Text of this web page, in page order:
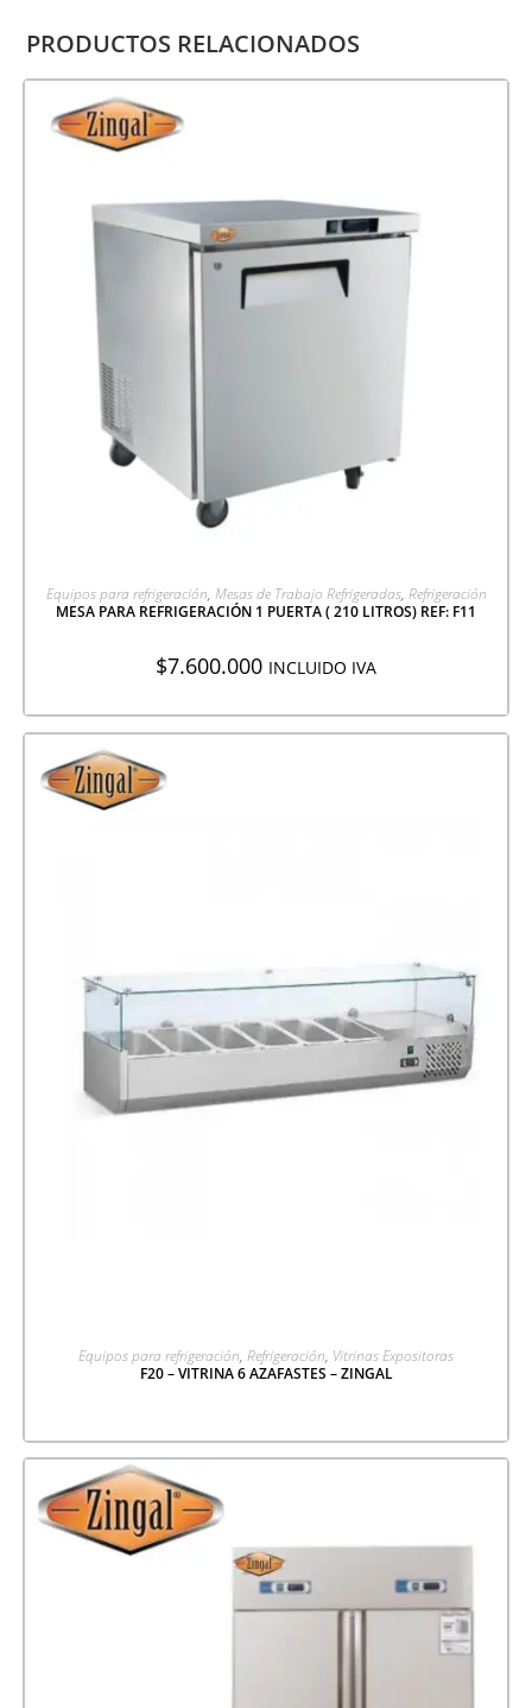
PRODUCTOS RELACIONADOS
AGREGAR A COTIZACIÓN
Equipos para refrigeración, Mesas de Trabajo Refrigeradas, Refrigeración
MESA PARA REFRIGERACIÓN 1 PUERTA ( 210 LITROS) REF: F11
$7.600.000 INCLUIDO IVA
LEER MÁS
Equipos para refrigeración, Refrigeración, Vitrinas Expositoras
F20 – VITRINA 6 AZAFASTES – ZINGAL